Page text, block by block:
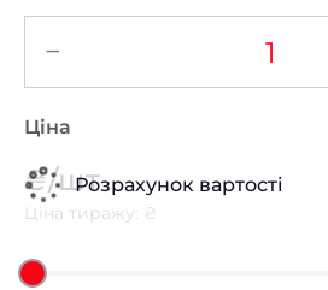
−
Ціна
Розрахунок вартості
₴/шт
Ціна тиражу: ₴